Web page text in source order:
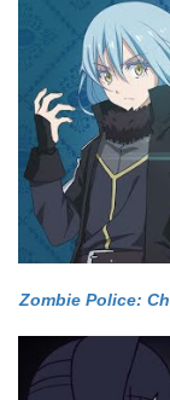
Zombie Police: